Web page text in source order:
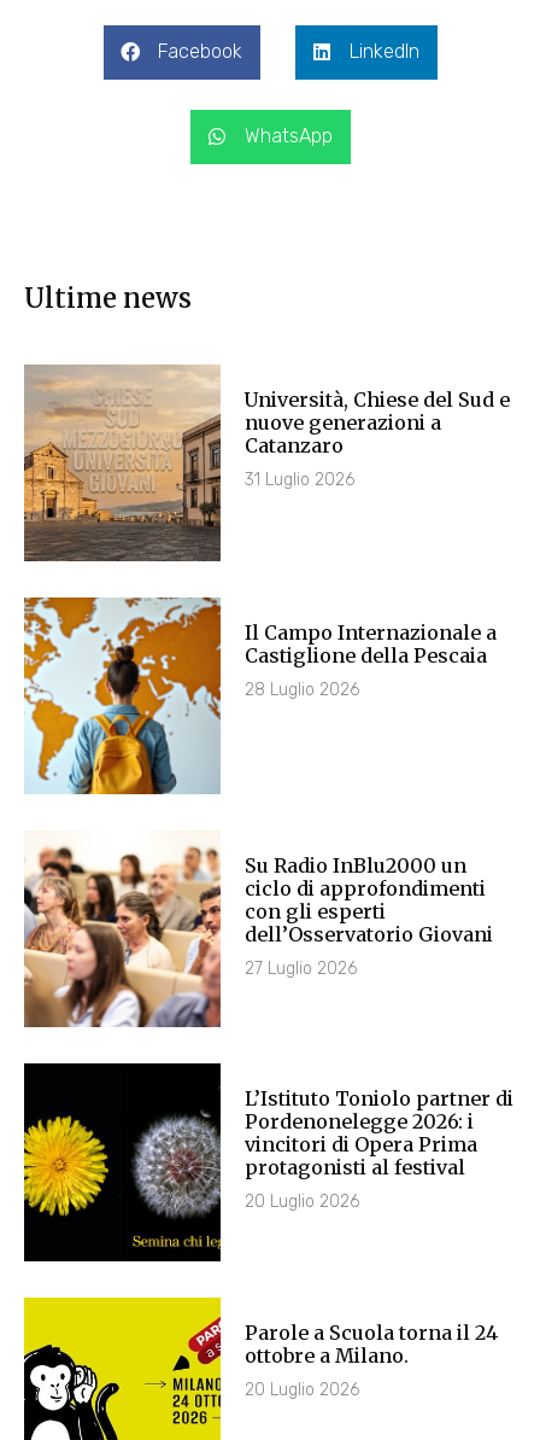
Facebook LinkedIn
WhatsApp
Ultime news
Università, Chiese del Sud e
nuove generazioni a
Catanzaro
31 Luglio 2026
Il Campo Internazionale a
Castiglione della Pescaia
28 Luglio 2026
Su Radio InBlu2000 un
ciclo di approfondimenti
con gli esperti
dell’Osservatorio Giovani
27 Luglio 2026
L’Istituto Toniolo partner di
Pordenonelegge 2026: i
vincitori di Opera Prima
protagonisti al festival
20 Luglio 2026
Parole a Scuola torna il 24
ottobre a Milano.
20 Luglio 2026